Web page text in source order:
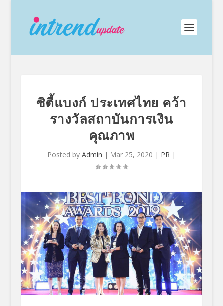
ซิตี้แบงก์ ประเทศไทย คว้า
รางวัลสถาบันการเงิน
คุณภาพ
Posted by Admin | Mar 25, 2020 | PR|